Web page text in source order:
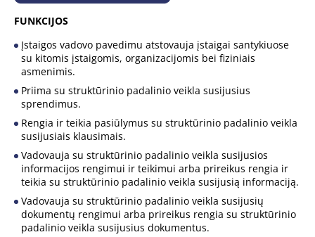
FUNKCIJOS
Įstaigos vadovo pavedimu atstovauja įstaigai santykiuose
su kitomis įstaigomis, organizacijomis bei fiziniais
asmenimis.
Priima su struktūrinio padalinio veikla susijusius
sprendimus.
Rengia ir teikia pasiūlymus su struktūrinio padalinio veikla
susijusiais klausimais.
Vadovauja su struktūrinio padalinio veikla susijusios
informacijos rengimui ir teikimui arba prireikus rengia ir
teikia su struktūrinio padalinio veikla susijusią informaciją.
Vadovauja su struktūrinio padalinio veikla susijusių
dokumentų rengimui arba prireikus rengia su struktūrinio
padalinio veikla susijusius dokumentus.